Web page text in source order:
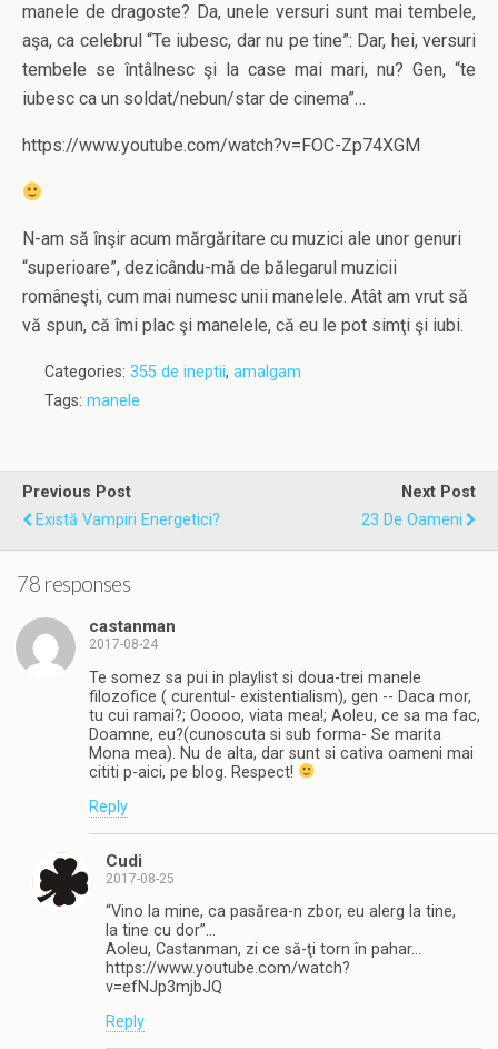
manele de dragoste? Da, unele versuri sunt mai tembele,
aşa, ca celebrul “Te iubesc, dar nu pe tine”: Dar, hei, versuri
tembele se întâlnesc şi la case mai mari, nu? Gen, “te
iubesc ca un soldat/nebun/star de cinema”…
https://www.youtube.com/watch?v=FOC-Zp74XGM
N-am să înşir acum mărgăritare cu muzici ale unor genuri
“superioare”, dezicându-mă de bălegarul muzicii
româneşti, cum mai numesc unii manelele. Atât am vrut să
vă spun, că îmi plac şi manelele, că eu le pot simţi şi iubi.
Categories: 355 de ineptii, amalgam
Tags: manele
Previous Post
Există Vampiri Energetici?
Next Post
23 De Oameni
78 responses
castanman
2017-08-24
Te somez sa pui in playlist si doua-trei manele
filozofice ( curentul- existentialism), gen -- Daca mor,
tu cui ramai?; Ooooo, viata mea!; Aoleu, ce sa ma fac,
Doamne, eu?(cunoscuta si sub forma- Se marita
Mona mea). Nu de alta, dar sunt si cativa oameni mai
cititi p-aici, pe blog. Respect!
Reply
Cudi
2017-08-25
“Vino la mine, ca pasărea-n zbor, eu alerg la tine,
la tine cu dor”…
Aoleu, Castanman, zi ce să-ţi torn în pahar…
https://www.youtube.com/watch?
v=efNJp3mjbJQ
Reply